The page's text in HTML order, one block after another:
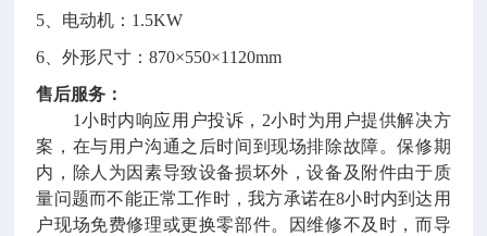
5、电动机：1.5KW
6、外形尺寸：870×550×1120mm
售后服务：
1小时内响应用户投诉，2小时为用户提供解决方
案，在与用户沟通之后时间到现场排除故障。保修期
内，除人为因素导致设备损坏外，设备及附件由于质
量问题而不能正常工作时，我方承诺在8小时内到达用
户现场免费修理或更换零部件。因维修不及时，而导